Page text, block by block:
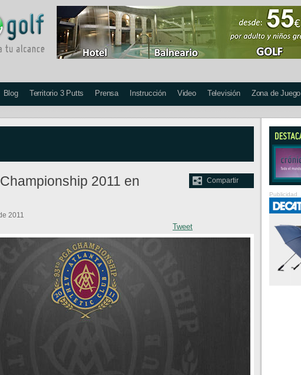
Blog Territorio 3 Putts Prensa Instrucción Video Televisión Zona de Juego
Compartir
2011 en
Tweet
2011
Publicidad